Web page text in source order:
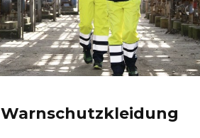
Warnschutzkleidung